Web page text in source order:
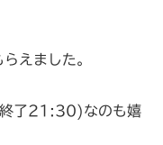
えました。
了21:30)なのも嬉